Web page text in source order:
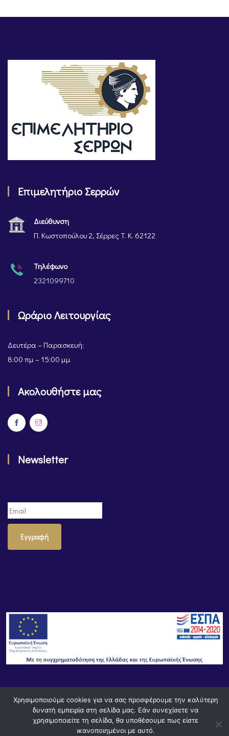
Επιμελητήριο Σερρών
Διεύθυνση
Π. Κωστοπούλου 2, Σέρρες Τ. Κ. 62122
Τηλέφωνο
2321099710
Ωράριο Λειτουργίας
Δευτέρα – Παρασκευή:
8:00 πμ – 15:00 μμ
Ακολουθήστε μας
Newsletter
Εγγραφή
Χρησιμοποιούμε cookies για να σας προσφέρουμε την καλύτερη
δυνατή εμπειρία στη σελίδα μας. Εάν συνεχίσετε να
χρησιμοποιείτε τη σελίδα, θα υποθέσουμε πως είστε
ικανοποιημένοι με αυτό.